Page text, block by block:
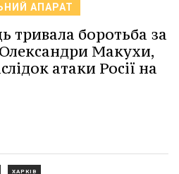
АПАРАТ
тривала боротьба за
Макухи,
атаки Росії на
ХАРКІВ